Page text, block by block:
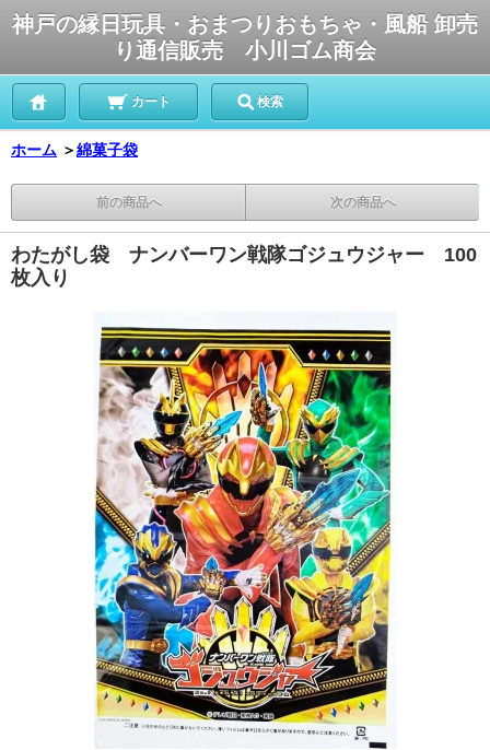
神戸の縁日玩具・おまつりおもちゃ・風船 卸売
り通信販売 小川ゴム商会
カート 検索
ホーム ＞綿菓子袋
前の商品へ 次の商品へ
わたがし袋 ナンバーワン戦隊ゴジュウジャー 100
枚入り